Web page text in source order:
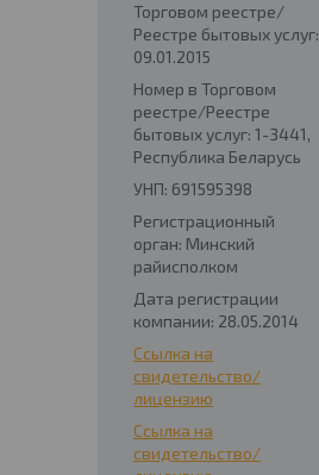
Торговом реестре/
Реестре бытовых услуг:
09.01.2015
Номер в Торговом
реестре/Реестре
бытовых услуг: 1-3441,
Республика Беларусь
УНП: 691595398
Регистрационный
орган: Минский
райисполком
Дата регистрации
компании: 28.05.2014
Ссылка на
свидетельство/
лицензию
Ссылка на
свидетельство/